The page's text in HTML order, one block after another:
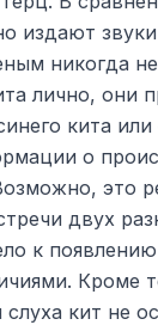
издают
никогда
лично, они
кита или
о
это
двух
к
Кроме
слуха кит не